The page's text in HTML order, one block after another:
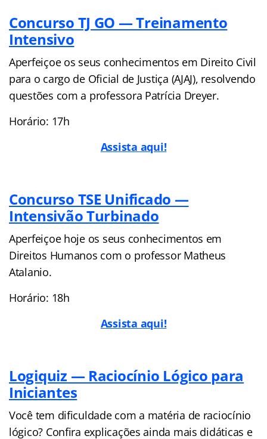
Concurso TJ GO — Treinamento
Intensivo
Aperfeiçoe os seus conhecimentos em Direito Civil
para o cargo de Oficial de Justiça (AJAJ), resolvendo
questões com a professora Patrícia Dreyer.
Horário: 17h
Assista aqui!
Concurso TSE Unificado —
Intensivão Turbinado
Aperfeiçoe hoje os seus conhecimentos em
Direitos Humanos com o professor Matheus
Atalanio.
Horário: 18h
Assista aqui!
Logiquiz — Raciocínio Lógico para
Iniciantes
Você tem dificuldade com a matéria de raciocínio
lógico? Confira explicações ainda mais didáticas e